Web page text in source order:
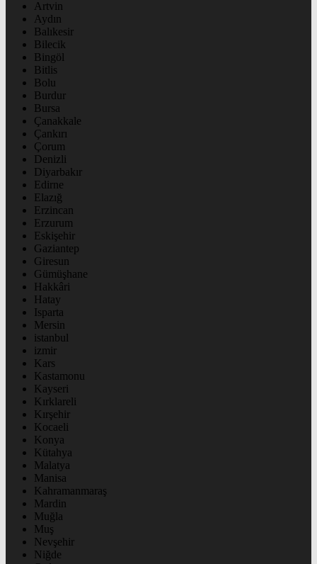
Artvin
Aydın
Balıkesir
Bilecik
Bingöl
Bitlis
Bolu
Burdur
Bursa
Çanakkale
Çankırı
Çorum
Denizli
Diyarbakır
Edirne
Elazığ
Erzincan
Erzurum
Eskişehir
Gaziantep
Giresun
Gümüşhane
Hakkâri
Hatay
Isparta
Mersin
istanbul
izmir
Kars
Kastamonu
Kayseri
Kırklareli
Kırşehir
Kocaeli
Konya
Kütahya
Malatya
Manisa
Kahramanmaraş
Mardin
Muğla
Muş
Nevşehir
Niğde